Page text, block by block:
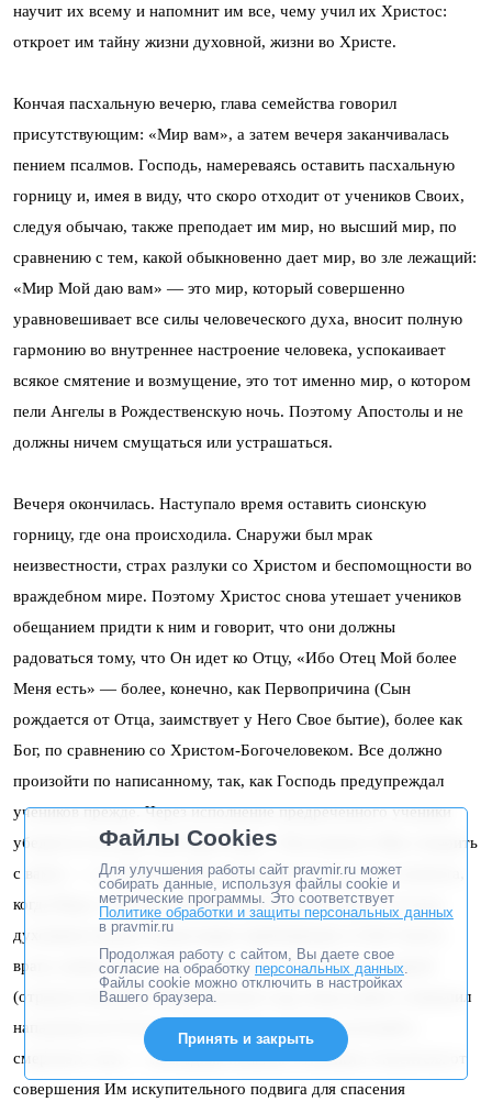
научит их всему и напомнит им все, чему учил их Христос:
откроет им тайну жизни духовной, жизни во Христе.
Кончая пасхальную вечерю, глава семейства говорил
присутствующим: «Мир вам», а затем вечеря заканчивалась
пением псалмов. Господь, намереваясь оставить пасхальную
горницу и, имея в виду, что скоро отходит от учеников Своих,
следуя обычаю, также преподает им мир, но высший мир, по
сравнению с тем, какой обыкновенно дает мир, во зле лежащий:
«Мир Мой даю вам» — это мир, который совершенно
уравновешивает все силы человеческого духа, вносит полную
гармонию во внутреннее настроение человека, успокаивает
всякое смятение и возмущение, это тот именно мир, о котором
пели Ангелы в Рождественскую ночь. Поэтому Апостолы и не
должны ничем смущаться или устрашаться.
Вечеря окончилась. Наступало время оставить сионскую
горницу, где она происходила. Снаружи был мрак
неизвестности, страх разлуки со Христом и беспомощности во
враждебном мире. Поэтому Христос снова утешает учеников
обещанием придти к ним и говорит, что они должны
радоваться тому, что Он идет ко Отцу, «Ибо Отец Мой более
Меня есть» — более, конечно, как Первопричина (Сын
рождается от Отца, заимствует у Него Свое бытие), более как
Бог, по сравнению со Христом-Богочеловеком. Все должно
произойти по написанному, так, как Господь предупреждал
учеников прежде. Через исполнение предреченного ученики
убедятся в истине слов Христовых «Уже немного Мне говорить
с вами» — оставалось лишь несколько часов до того момента,
когда Иуда с воинами должны были взять Господа. Господь
духовным взором Своим видит приближение к Себе Своего
врага,»князя мира сего» — сатаны в лице Иуды со спирой
(отрядом воинов) в Гефсиманском саду, когда дьявол совершил
нападение на Господа, искушая Его страхом мучений и
смертного часа — последняя попытка отклонить Спасителя от
совершения Им искупительного подвига для спасения
Файлы Cookies
Для улучшения работы сайт pravmir.ru может
собирать данные, используя файлы cookie и
метрические программы. Это соответствует
Политике обработки и защиты персональных данных
в pravmir.ru
Продолжая работу с сайтом, Вы даете свое
согласие на обработку персональных данных.
Файлы cookie можно отключить в настройках
Вашего браузера.
Принять и закрыть